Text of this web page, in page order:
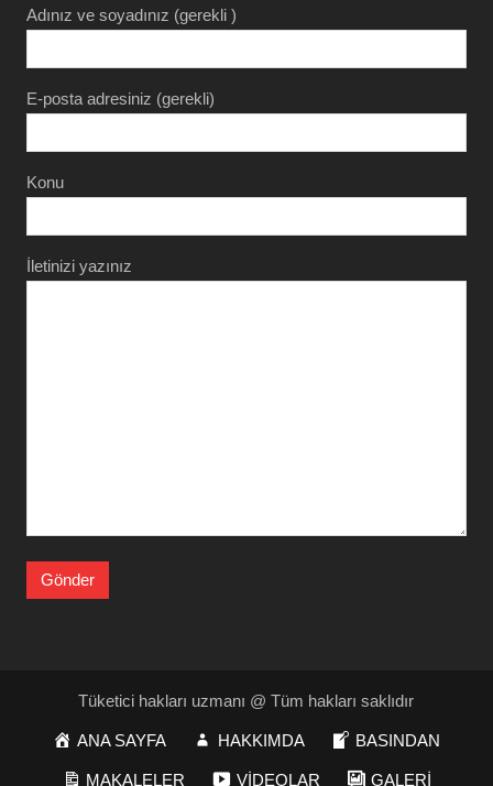
Adınız ve soyadınız (gerekli )
E-posta adresiniz (gerekli)
Konu
İletinizi yazınız
Tüketici hakları uzmanı @ Tüm hakları saklıdır
ANA SAYFA HAKKIMDA BASINDAN
MAKALELER VİDEOLAR GALERİ